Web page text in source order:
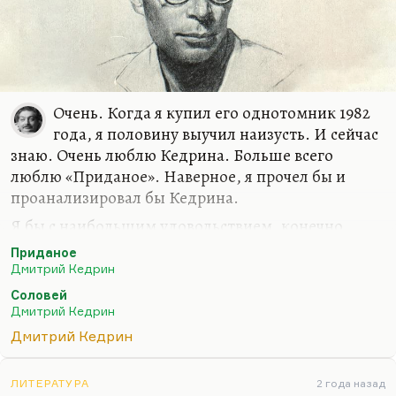
«Мне скоро 40, жизнь сгорела бездарно. Друзей у меня
нет, читателей я не вижу, и всему виной ремесло,
которое выбрал я, точнее, которое выбрало…
Очень. Когда я купил его однотомник 1982
года, я половину выучил наизусть. И сейчас
знаю. Очень люблю Кедрина. Больше всего
люблю «Приданое». Наверное, я прочел бы и
проанализировал бы Кедрина.
Я бы с наибольшим удовольствием, конечно,
именно «Приданое» и стал бы анализировать,
потому что оно очень интересное. Но это
большая поэма. Хотя я ее наизусть-то помню. У
него много осенних стихотворений, совершенно
гениальных. Например, «Соловей».
Приданое
Дмитрий Кедрин
Соловей
Дмитрий Кедрин
Дмитрий Кедрин
ЛИТЕРАТУРА 2 года назад